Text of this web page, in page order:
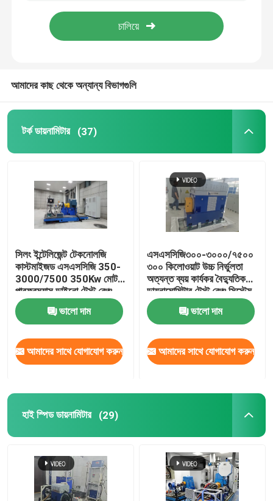
আমাদের কাছ থেকে অন্যান্য বিভাগগুলি
টর্ক ডায়নামিটার (37)
সিলং ইন্টেলিজেন্ট টেকনোলজি
কাস্টমাইজড এসএসসিজি 350-
3000/7500 350Kw মোটর
পারফরম্যান্স ডাইনো টেস্ট বেঞ্চ
ভালো দাম
আমাদের সাথে যোগাযোগ করুন
এসএসসিজি৩০০-৩০০০/৭৫০০
৩০০ কিলোওয়াট উচ্চ নির্ভুলতা
অত্যন্ত ব্যয় কার্যকর বৈদ্যুতিক
ডায়নামোমিটার টেস্ট বেঞ্চ সিস্টেম
ইভি মোটর পারফরম্যান্স পরীক্ষা
করার জন্য
ভালো দাম
আমাদের সাথে যোগাযোগ করুন
হাই স্পিড ডায়নামিটার (29)